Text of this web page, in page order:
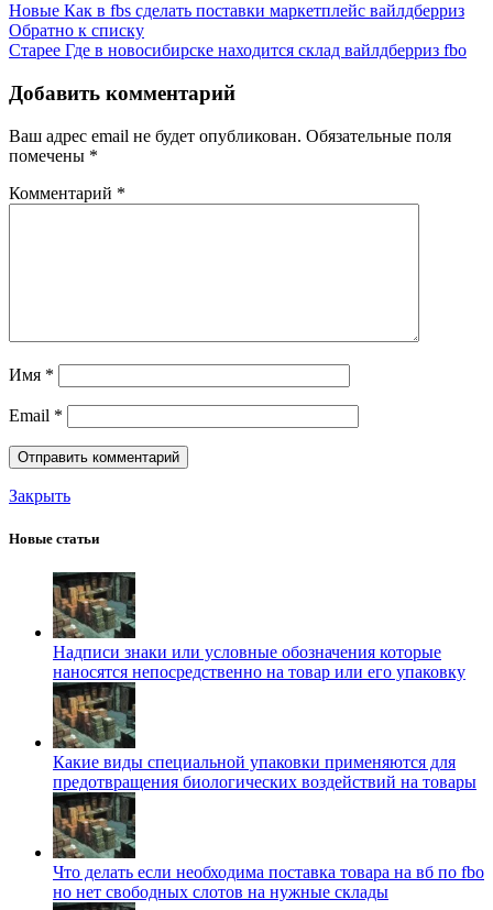
Новые Как в fbs сделать поставки маркетплейс вайлдберриз
Обратно к списку
Старее Где в новосибирске находится склад вайлдберриз fbo
Добавить комментарий
Ваш адрес email не будет опубликован. Обязательные поля
помечены *
Комментарий *
Имя *
Email *
Закрыть
Новые статьи
Надписи знаки или условные обозначения которые
наносятся непосредственно на товар или его упаковку
Какие виды специальной упаковки применяются для
предотвращения биологических воздействий на товары
Что делать если необходима поставка товара на вб по fbo
но нет свободных слотов на нужные склады